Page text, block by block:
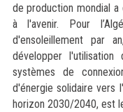
de production mondial
à l'avenir. Pour
d'ensoleillement par
développer
systèmes de
d'énergie solidaire vers
horizon 2030/2040, est